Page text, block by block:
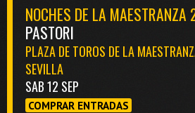
NOCHES DE LA MAESTRANZA
PASTORI
PLAZA DE TOROS DE LA
SEVILLA
SAB 12 SEP
COMPRAR ENTRADAS